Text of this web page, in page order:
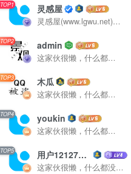
TOP1 灵感屋
灵感屋(www.lgwu.net)尽可能为每一位设计师提供更全面、更精致、更具有创意感的设计素材。努力成为景观设计师展示实力和互相学习的优质网络资源发布平台。
TOP2 admin
这家伙很懒，什么都没有写...
TOP3 木瓜
这家伙很懒，什么都没有写...
TOP4 youkin
这家伙很懒，什么都没有写...
TOP5 用户12127023
这家伙很懒，什么都没有写...